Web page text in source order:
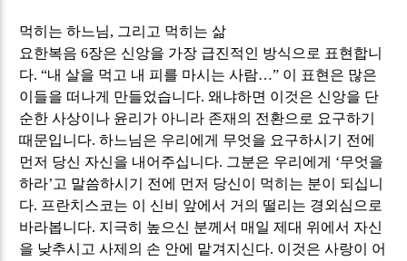
먹히는 하느님, 그리고 먹히는 삶
요한복음6장은 신앙을 가장 급진적인 방식으로 표현합니
다. “내 살을 먹고 내 피를 마시는 사람…” 이 표현은 많은
이들을 떠나게 만들었습니다.왜냐하면 이것은 신앙을 단
순한 사상이나 윤리가 아니라 존재의 전환으로 요구하기
때문입니다.하느님은 우리에게 무엇을 요구하시기 전에
먼저 당신 자신을 내어주십니다. 그분은 우리에게 ‘무엇을
하라’고 말씀하시기 전에 먼저 당신이 먹히는 분이 되십니
다. 프란치스코는 이 신비 앞에서 거의 떨리는 경외심으로
바라봅니다. 지극히 높으신 분께서 매일 제대 위에서 자신
을 낮추시고 사제의 손 안에 맡겨지신다. 이것은 사랑이 어